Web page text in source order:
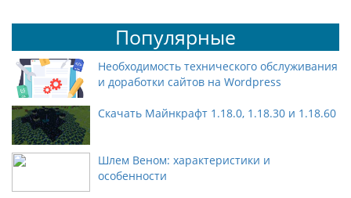
Популярные
Необходимость технического обслуживания
и доработки сайтов на Wordpress
Скачать Майнкрафт 1.18.0, 1.18.30 и 1.18.60
Шлем Веном: характеристики и
особенности